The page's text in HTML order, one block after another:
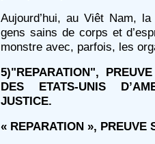
Aujourd’hui, au Viêt Nam,
gens sains de corps et
monstre avec, parfois, les
5)"REPARATION",
DES ETATS-UNIS
JUSTICE.
« REPARATION », PREUVE